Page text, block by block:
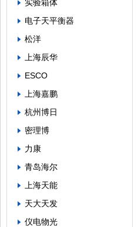
实验箱体
电子天平衡器
松洋
上海辰华
ESCO
上海嘉鹏
杭州博日
密理博
力康
青岛海尔
上海天能
天大天发
仪电物光